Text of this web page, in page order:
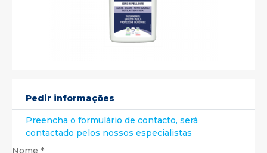
Pedir informações
Preencha o formulário de contacto, será
contactado pelos nossos especialistas